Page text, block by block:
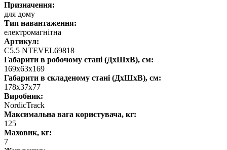
Призначення:
для дому
Тип навантаження:
електромагнітна
Артикул:
C5.5 NTEVEL69818
Габарити в робочому стані (ДхШхВ), см:
169x63x169
Габарити в складеному стані (ДхШхВ), см:
178х37х77
Виробник:
NordicTrack
Максимальна вага користувача, кг:
125
Маховик, кг:
7